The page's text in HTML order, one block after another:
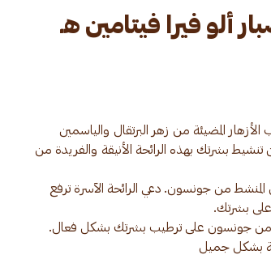
فيرا فيتامين هـ
المضيئة من زهر البرتقال والياسمين
بشرتك بهذه الرائحة الأنيقة والفريدة من
من جونسون. دعي الرائحة الآسرة ترفع
• تعمل التركيبة الغنية بالرغوة لغسول الجسم Vita Rich من جونسون على ترطيب بشرتك بشكل فعال.